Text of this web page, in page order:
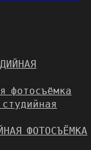
фотосъёмка
ФОТОСЪЁМКА